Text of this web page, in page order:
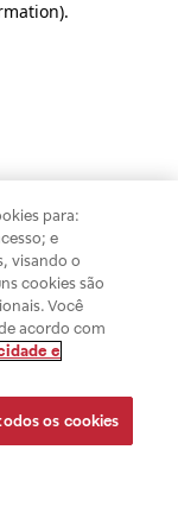
.
para:
e
visando o
cookies são
Você
acordo com
e
os cookies